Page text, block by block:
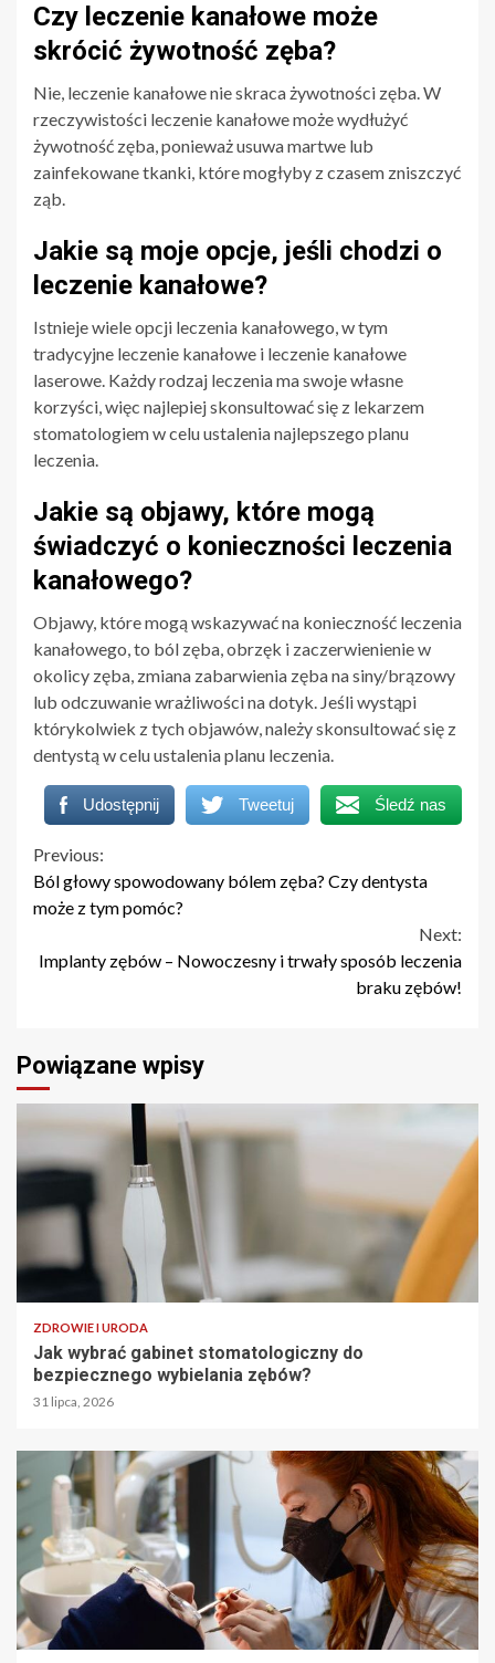
Czy leczenie kanałowe może
skrócić żywotność zęba?
Nie, leczenie kanałowe nie skraca żywotności zęba. W
rzeczywistości leczenie kanałowe może wydłużyć
żywotność zęba, ponieważ usuwa martwe lub
zainfekowane tkanki, które mogłyby z czasem zniszczyć
ząb.
Jakie są moje opcje, jeśli chodzi o
leczenie kanałowe?
Istnieje wiele opcji leczenia kanałowego, w tym
tradycyjne leczenie kanałowe i leczenie kanałowe
laserowe. Każdy rodzaj leczenia ma swoje własne
korzyści, więc najlepiej skonsultować się z lekarzem
stomatologiem w celu ustalenia najlepszego planu
leczenia.
Jakie są objawy, które mogą
świadczyć o konieczności leczenia
kanałowego?
Objawy, które mogą wskazywać na konieczność leczenia
kanałowego, to ból zęba, obrzęk i zaczerwienienie w
okolicy zęba, zmiana zabarwienia zęba na siny/brązowy
lub odczuwanie wrażliwości na dotyk. Jeśli wystąpi
którykolwiek z tych objawów, należy skonsultować się z
dentystą w celu ustalenia planu leczenia.
Udostępnij Tweetuj Śledź nas
Continue
Reading
Previous:
Ból głowy spowodowany bólem zęba? Czy dentysta
może z tym pomóc?
Next:
Implanty zębów – Nowoczesny i trwały sposób leczenia
braku zębów!
Powiązane wpisy
ZDROWIE I URODA
Jak wybrać gabinet stomatologiczny do
bezpiecznego wybielania zębów?
31 lipca, 2026